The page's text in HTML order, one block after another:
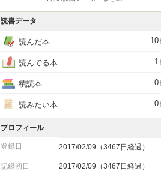
読書データ
読んだ本 10
読んでる本 1
積読本 0
読みたい本 0
プロフィール
登録日 2017/02/09（3467日経過）
記録初日 2017/02/09（3467日経過）